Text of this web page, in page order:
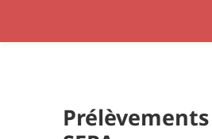
Prélèvements